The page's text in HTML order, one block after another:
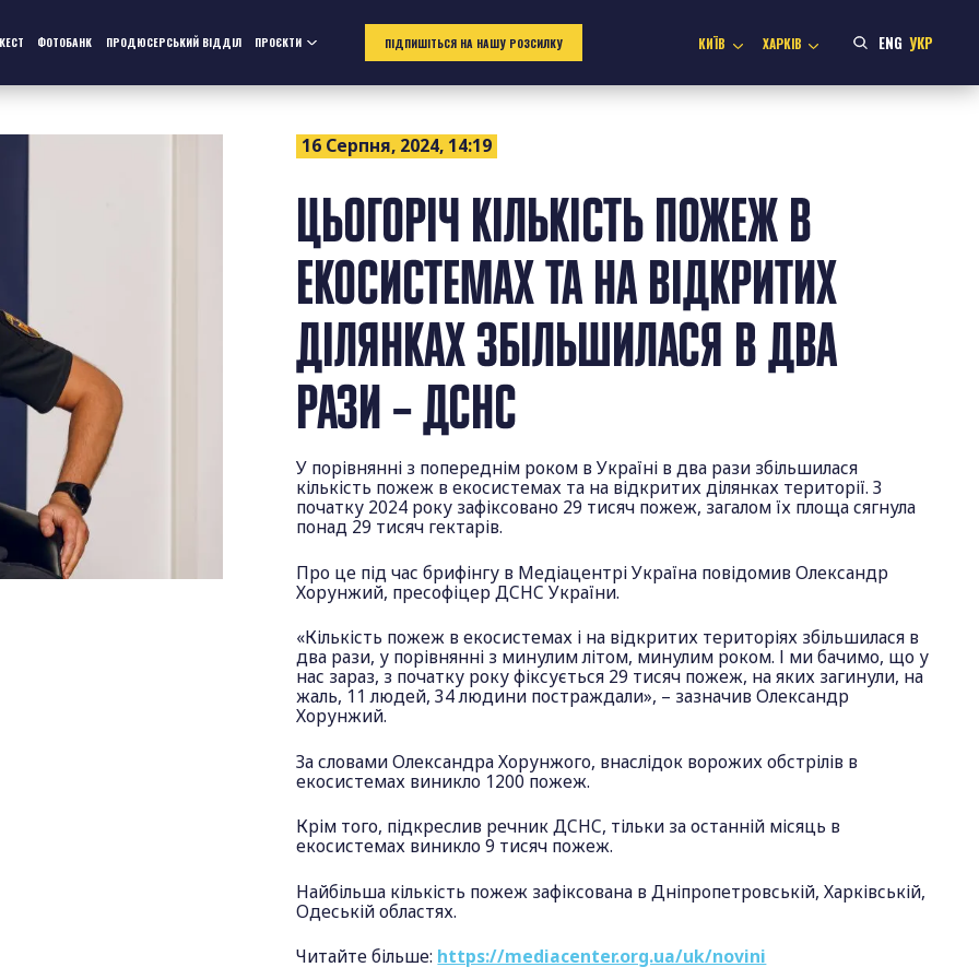
ФОТОБАНК ПРОДЮСЕРСЬКИЙ ВІДДІЛ ПРОЄКТИ ПІДПИШІТЬСЯ НА НАШУ РОЗСИЛКУ КИЇВ ХАРКІВ ENG УКР
16 Серпня, 2024, 14:19
ЦЬОГОРІЧ КІЛЬКІСТЬ ПОЖЕЖ В
ЕКОСИСТЕМАХ ТА НА ВІДКРИТИХ
ДІЛЯНКАХ ЗБІЛЬШИЛАСЯ В ДВА
РАЗИ – ДСНС
У порівнянні з попереднім роком в Україні в два рази збільшилася
кількість пожеж в екосистемах та на відкритих ділянках території. З
початку 2024 року зафіксовано 29 тисяч пожеж, загалом їх площа сягнула
понад 29 тисяч гектарів.
Про це під час брифінгу в Медіацентрі Україна повідомив Олександр
Хорунжий, пресофіцер ДСНС України.
«Кількість пожеж в екосистемах і на відкритих територіях збільшилася в
два рази, у порівнянні з минулим літом, минулим роком. І ми бачимо, що у
нас зараз, з початку року фіксується 29 тисяч пожеж, на яких загинули, на
жаль, 11 людей, 34 людини постраждали», – зазначив Олександр
Хорунжий.
За словами Олександра Хорунжого, внаслідок ворожих обстрілів в
екосистемах виникло 1200 пожеж.
Крім того, підкреслив речник ДСНС, тільки за останній місяць в
екосистемах виникло 9 тисяч пожеж.
Найбільша кількість пожеж зафіксована в Дніпропетровській, Харківській,
Одеській областях.
Читайте більше: https://mediacenter.org.ua/uk/novini